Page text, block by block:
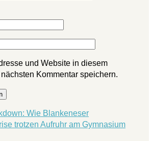
und Website in diesem
Kommentar speichern.
Wie Blankeneser
trotzen Aufruhr am Gymnasium